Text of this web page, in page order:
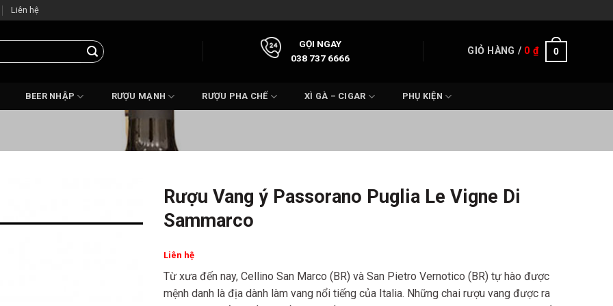
Liên hệ
GỌI NGAY
038 737 6666
GIỎ HÀNG / 0₫ 0
BEER NHẬP RƯỢU MẠNH RƯỢU PHA CHẾ XÌ GÀ – CIGAR PHỤ KIỆN
Rượu Vang ý Passorano Puglia Le Vigne Di
Sammarco
Liên hệ
Từ xưa đến nay, Cellino San Marco (BR) và San Pietro Vernotico (BR) tự hào được
mệnh danh là địa dành làm vang nổi tiếng của Italia. Những chai rượu vang được ra